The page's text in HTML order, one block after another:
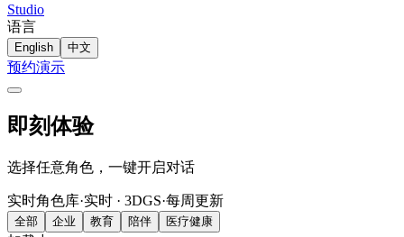
Studio
语言
English 中文
预约演示
即刻体验
选择任意角色，一键开启对话
实时角色库·实时 · 3DGS·每周更新
全部 企业 教育 陪伴 医疗健康